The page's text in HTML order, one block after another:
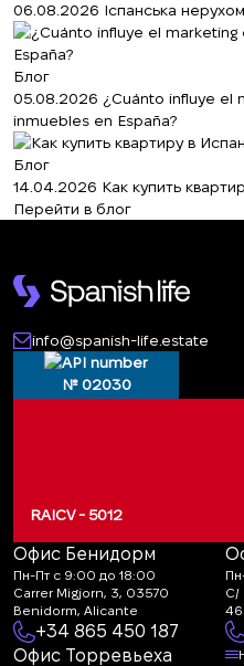
06.08.2026 Іспанська
Блог
05.08.2026 ¿Cuánto influye el
inmuebles en España?
Блог
14.04.2026 Как купить
Перейти в блог
info@spanish-life.estate
№ 02030
RAICV - 5012
Офис Бенидорм
Пн-Пт с 9:00 до 18:00
Carrer Migjorn, 3, 03570
Benidorm, Alicante
+34 865 450 187
C/
Офис Торревьеха